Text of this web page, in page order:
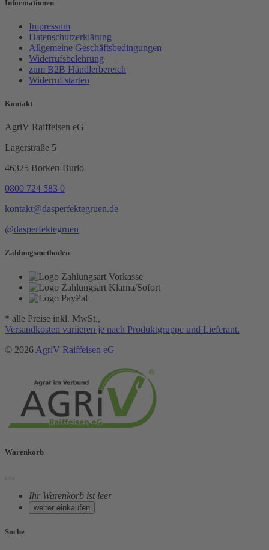
Informationen
Impressum
Datenschutzerklärung
Allgemeine Geschäftsbedingungen
Widerrufsbelehrung
zum B2B Händlerbereich
Widerruf starten
Kontakt
AgriV Raiffeisen eG
Lagerstraße 5
46325 Borken-Burlo
0800 724 583 0
kontakt@dasperfektegruen.de
@dasperfektegruen
Zahlungsmethoden
* alle Preise inkl. MwSt.,
Versandkosten variieren je nach Produktgruppe und Lieferant.
© 2026 AgriV Raiffeisen eG
Warenkorb
Ihr Warenkorb ist leer
weiter einkaufen
Suche